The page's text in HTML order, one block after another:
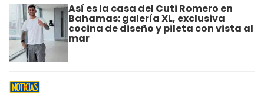
Así es la casa del Cuti Romero en
Bahamas: galería XL, exclusiva
cocina de diseño y pileta con vista al
mar